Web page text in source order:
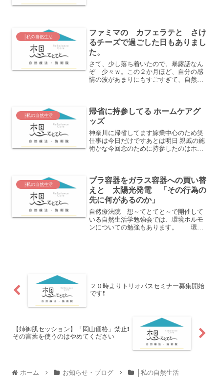
├私の自然生活
ファミマの カフェラテと さけ
るチーズで過ごした日もありまし
た。
さて、少し落ち着いたので、暴露話なん
ぞ 少々ｗ。この２か月ほど、自分の感
情の波があまりにもすごすぎて、自然療
この私が 甘いものも食べ...
├私の自然生活
帰省に持参してる ホームケアグ
ッズ
神奈川に帰省してます嫁業中心のため笑
仕事は今日だけですあとは明日 親戚の施
術かな今回念のために持参したのはホメ
かゆくなるの...
├私の自然生活
プラ容器をガラス容器への買い替
えと 太陽光発電 「その行為の
先に何があるのか」
自然療法院 想～てとてと～で開催して
いる自然生活学勉強会では、環境ホルモ
ンについての勉強もあります。 環境
２０時よりトリオパスセミナー募集開始
です❗
【姉御肌セッション】「岡山価格」禁止❗
その言葉を使うのはやめてください
ホーム お知らせ・ブログ ├私の自然生活